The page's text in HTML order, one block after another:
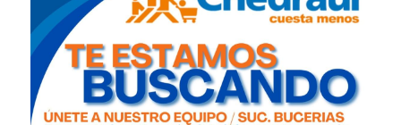
Almacenista Cajero
Almacenistas
Analista de Inventarios
Publica tu vacante